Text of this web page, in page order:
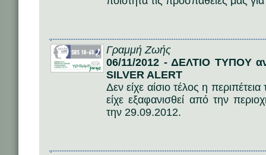
Γραμμή Ζωής
06/11/2012 - ΔΕΛΤΙΟ ΤΥΠΟΥ
SILVER ALERT
Δεν είχε αίσιο τέλος η
είχε εξαφανισθεί από την
την 29.09.2012.